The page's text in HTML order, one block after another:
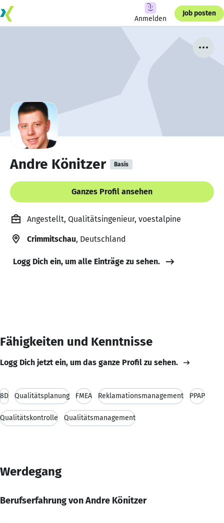
Anmelden
Job posten
Andre Könitzer Basis
Ganzes Profil ansehen
Angestellt, Qualitätsingenieur, voestalpine
Crimmitschau, Deutschland
Logg Dich ein, um alle Einträge zu sehen.
Fähigkeiten und Kenntnisse
Logg Dich jetzt ein, um das ganze Profil zu sehen.
8D Qualitätsplanung FMEA Reklamationsmanagement PPAP
Qualitätskontrolle Qualitätsmanagement
Werdegang
Berufserfahrung von Andre Könitzer